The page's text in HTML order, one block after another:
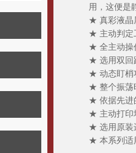
用，这便是
★ 真彩液晶
★ 主动判定
★ 全主动操
★ 选用双回
★ 动态盯梢
★ 整个振荡
★ 依据先进
★ 主动打印
★ 选用原装
★ 本系列适